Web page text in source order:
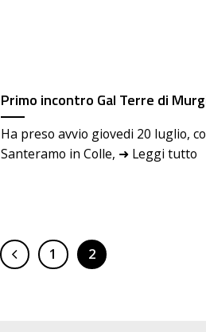
Primo incontro Gal Terre di
Ha preso avvio giovedi 20 luglio,
Santeramo in Colle, ➜ Leggi tutto
1 2